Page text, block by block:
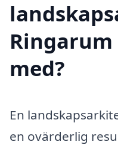
med?
En
en ovärderlig